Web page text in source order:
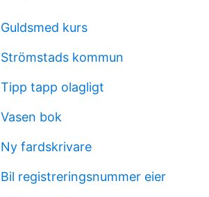
Guldsmed kurs
Strömstads kommun
Tipp tapp olagligt
Vasen bok
Ny fardskrivare
Bil registreringsnummer eier